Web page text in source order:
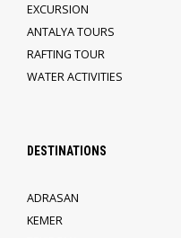
EXCURSION
ANTALYA TOURS
RAFTING TOUR
WATER ACTIVITIES
DESTINATIONS
ADRASAN
KEMER